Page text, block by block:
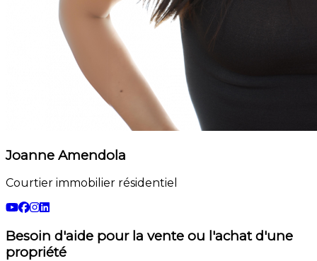
Joanne Amendola
Courtier immobilier résidentiel
Besoin d'aide pour la vente ou l'achat d'une
propriété